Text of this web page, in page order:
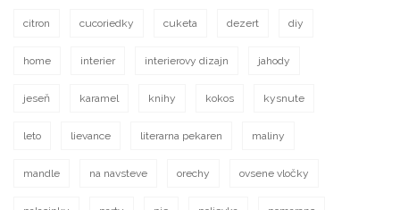
citron cucoriedky cuketa dezert diy
home interier interierovy dizajn jahody
jeseň karamel knihy kokos kysnute
leto lievance literarna pekaren maliny
mandle na navsteve orechy ovsene vločky